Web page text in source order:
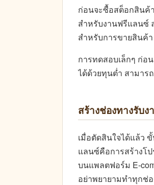
ก่อนจะซื้อสต็อกสินค้
สำหรับงานฟรีแลนซ์
สำหรับการขายสินค้
การทดสอบเล็กๆ ก่อ
ได้ด้วยทุนต่ำ สามาร
สร้างช่องทางรับ
เมื่อตัดสินใจได้แล้ว
แลนซ์คือการสร้างโ
บนแพลตฟอร์ม E-
อย่าพยายามทำทุกช่